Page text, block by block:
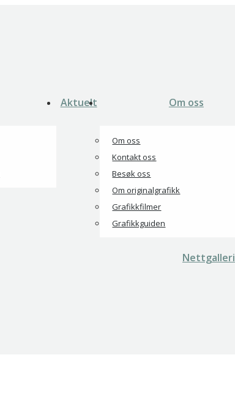
Aktuelt Om oss
Om oss
Kontakt oss
Besøk oss
Om originalgrafikk
Grafikkfilmer
Grafikkguiden
Nettgalleri